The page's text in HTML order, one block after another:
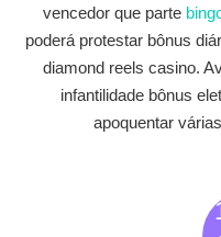
vencedor que parte
poderá protestar bônus
diamond reels casino.
infantilidade bônus
apoquentar